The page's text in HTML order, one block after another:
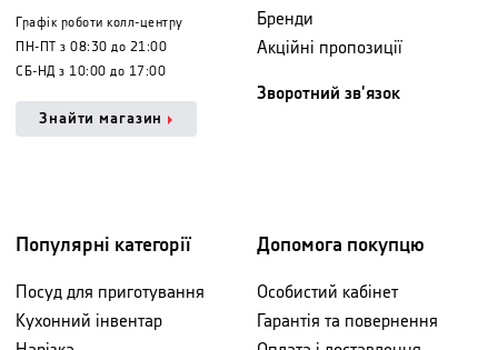
Графік роботи колл-центру
ПН-ПТ з 08:30 до 21:00
СБ-НД з 10:00 до 17:00
Знайти магазин
Бренди
Акційні пропозиції
Зворотний зв'язок
Популярні категорії
Посуд для приготування
Кухонний інвентар
Допомога покупцю
Особистий кабінет
Гарантія та повернення